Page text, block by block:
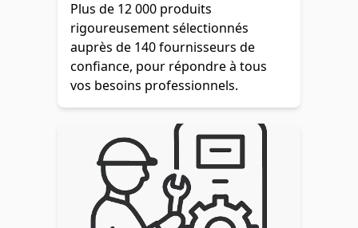
Plus de 12 000 produits
rigoureusement sélectionnés
auprès de 140 fournisseurs de
confiance, pour répondre à tous
vos besoins professionnels.